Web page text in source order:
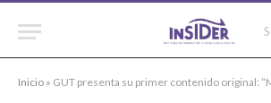
Inicio » GUT presenta su primer contenido original: